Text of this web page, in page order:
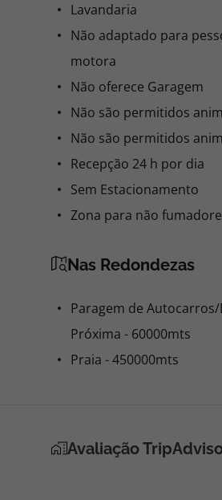
Lavandaria
Não adaptado para
motora
Não oferece Garagem
Não são permitidos
Não são permitidos
Recepção 24 h por dia
Sem Estacionamento
Zona para não
Nas Redondezas
Paragem de
Próxima - 60000mts
Praia - 450000mts
Avaliação